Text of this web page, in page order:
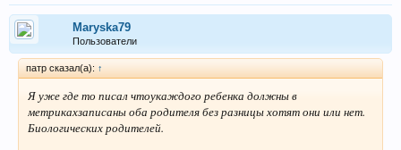
Maryska79
Пользователи
патр сказал(а): ↑
Я уже где то писал чтоукаждого ребенка должны в
метрикахзаписаны оба родителя без разницы хотят они или нет.
Биологических родителей.